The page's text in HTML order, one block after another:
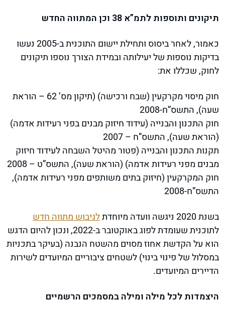
תיקונים ותוספות לתמ”א 38 וכן המתווה החדש
כאמור, לאחר ביסוס ותחילת יישום התוכנית ב-2005 נעשו
בדיקות נוספות של יעילותה ובמידת הצורך נוספו תיקונים
לחוק, שכללו את:
חוק מיסוי מקרקעין (שבח ורכישה) (תיקון מס’ 62 – הוראת
שעה), התשס”ח-2008
חוק התכנון והבנייה (עידוד חיזוק מבנים בפני רעידות אדמה)
(הוראת שעה), התשס”ח – 2007
תקנות התכנון והבנייה (פטור מהיטל השבחה לעידוד חיזוק
מבנים מפני רעידות אדמה) (הוראת שעה), התשס”ט – 2008
חוק המקרקעין (חיזוק בתים משותפים מפני רעידות אדמה),
התשס”ח-2008
בשנת 2020 ניגשה וועדה מיוחדת
לגיבוש מתווה חדש
לתוכנית שעומדת לפוג באוקטובר ב-2022, ונכון להיום הדגש
הוא על הקדשת אחוז מסוים מהשטח הנבנה (בעיקר בתכניות
במסלול של פינוי בינוי) לשטחים ציבוריים המיועדים לשירות
הדיירים המיועדים.
היצמדות לכל מילה ומילה במסמכים הרשמיים